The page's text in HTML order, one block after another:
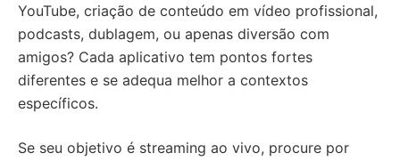
YouTube, criação de conteúdo em vídeo profissional,
podcasts, dublagem, ou apenas diversão com
amigos? Cada aplicativo tem pontos fortes
diferentes e se adequa melhor a contextos
específicos.
Se seu objetivo é streaming ao vivo, procure por